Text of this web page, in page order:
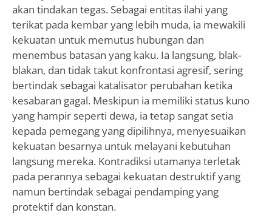
akan tindakan tegas. Sebagai entitas ilahi yang
terikat pada kembar yang lebih muda, ia mewakili
kekuatan untuk memutus hubungan dan
menembus batasan yang kaku. Ia langsung, blak-
blakan, dan tidak takut konfrontasi agresif, sering
bertindak sebagai katalisator perubahan ketika
kesabaran gagal. Meskipun ia memiliki status kuno
yang hampir seperti dewa, ia tetap sangat setia
kepada pemegang yang dipilihnya, menyesuaikan
kekuatan besarnya untuk melayani kebutuhan
langsung mereka. Kontradiksi utamanya terletak
pada perannya sebagai kekuatan destruktif yang
namun bertindak sebagai pendamping yang
protektif dan konstan.